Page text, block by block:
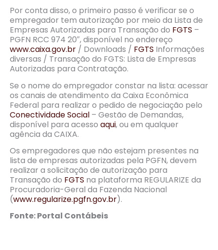
Por conta disso, o primeiro passo é verificar se o
empregador tem autorização por meio da Lista de
Empresas Autorizadas para Transação do FGTS –
PGFN RCC 974 20″, disponível no endereço
www.caixa.gov.br / Downloads / FGTS Informações
diversas / Transação do FGTS: Lista de Empresas
Autorizadas para Contratação.
Se o nome do empregador constar na lista: acessar
os canais de atendimento da Caixa Econômica
Federal para realizar o pedido de negociação pelo
Conectividade Social – Gestão de Demandas,
disponível para acesso aqui, ou em qualquer
agência da CAIXA.
Os empregadores que não estejam presentes na
lista de empresas autorizadas pela PGFN, devem
realizar a solicitação de autorização para
Transação do FGTS na plataforma REGULARIZE da
Procuradoria-Geral da Fazenda Nacional
(www.regularize.pgfn.gov.br).
Fonte: Portal Contábeis